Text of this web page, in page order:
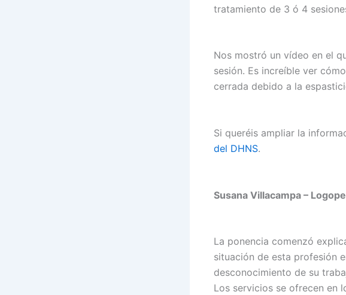
tratamiento de 3 ó 4
Nos mostró un vídeo en el
sesión. Es increíble ver
cerrada debido a la
Si queréis ampliar la
del DHNS.
Susana Villacampa –
La ponencia comenzó
situación de esta profesión
desconocimiento de su
Los servicios se ofrecen en